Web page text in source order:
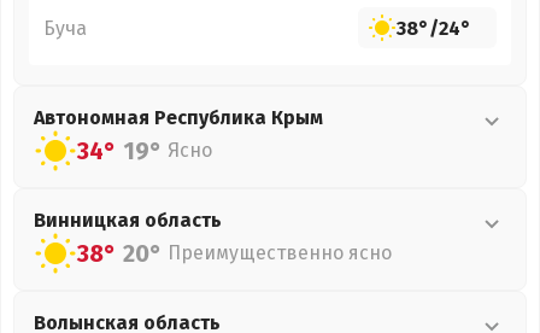
Буча 38°/24°
Автономная Республика Крым
34° 19° Ясно
Винницкая область
38° 20° Преимущественно ясно
Волынская область